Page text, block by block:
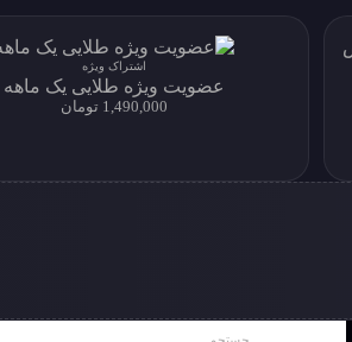
اشتراک ویژه
عضویت ویژه طلایی یک ماهه
1,490,000 تومان